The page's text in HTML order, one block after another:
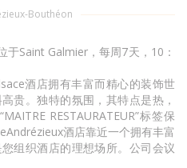
Bouthéon
于Saint Galmier，每周7天，10：
酒店拥有丰富而精心的装饰世
贵。独特的氛围，其特点是热，
RESTAURATEUR”标签保
酒店靠近一个拥有丰富
组织酒店的理想场所。公司会议